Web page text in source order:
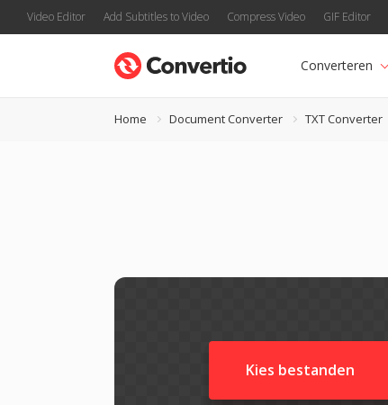
Video Editor Add Subtitles to Video Compress Video GIF Editor
Converteren
Home Document Converter TXT Converter
Kies bestanden